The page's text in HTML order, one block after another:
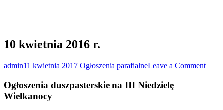
10 kwietnia 2016 r.
admin11 kwietnia 2017 Ogłoszenia parafialneLeave a Commenton
Ogłoszenia duszpasterskie na III Niedzielę
Wielkanocy